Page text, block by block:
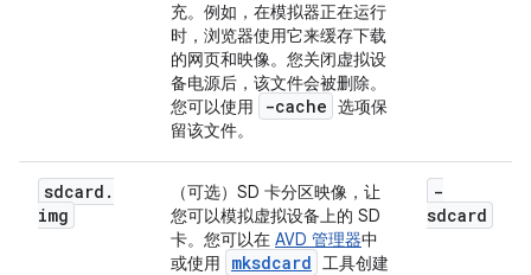
充。例如，在模拟器正在运行
时，浏览器使用它来缓存下载
的网页和映像。您关闭虚拟设
备电源后，该文件会被删除。
您可以使用
-cache 选项保
留该文件。
sdcard .
img
（可选）SD 卡分区映像，让
您可以模拟虚拟设备上的 SD
卡。您可以在 AVD 管理器中
或使用
mksdcard 工具创建
-
sdcard